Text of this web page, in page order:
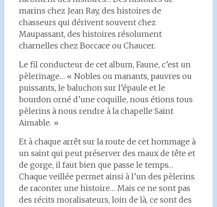
marins chez Jean Ray, des histoires de
chasseurs qui dérivent souvent chez
Maupassant, des histoires résolument
charnelles chez Boccace ou Chaucer.
Le fil conducteur de cet album, Faune, c’est un
pèlerinage… « Nobles ou manants, pauvres ou
puissants, le baluchon sur l’épaule et le
bourdon orné d’une coquille, nous étions tous
pèlerins à nous rendre à la chapelle Saint
Aimable. »
Et à chaque arrêt sur la route de cet hommage à
un saint qui peut préserver des maux de tête et
de gorge, il faut bien que passe le temps…
Chaque veillée permet ainsi à l’un des pèlerins
de raconter une histoire… Mais ce ne sont pas
des récits moralisateurs, loin de là, ce sont des